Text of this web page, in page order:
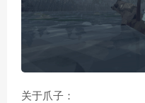
关于爪子：